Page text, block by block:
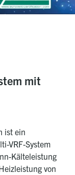
mit
ist ein
VRF-System
Kälteleistung
von